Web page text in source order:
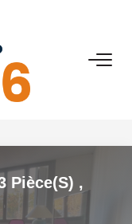
Pièce(s) ,